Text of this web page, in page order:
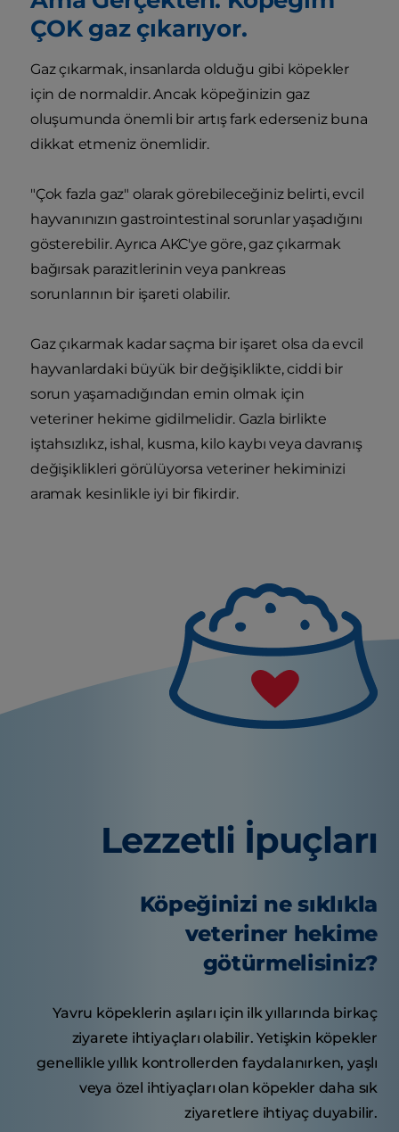
ÇOK gaz çıkarıyor.
Gaz çıkarmak, insanlarda olduğu gibi köpekler
için de normaldir. Ancak köpeğinizin gaz
oluşumunda önemli bir artış fark ederseniz buna
dikkat etmeniz önemlidir.
"Çok fazla gaz" olarak görebileceğiniz belirti, evcil
hayvanınızın gastrointestinal sorunlar yaşadığını
gösterebilir. Ayrıca AKC'ye göre, gaz çıkarmak
bağırsak parazitlerinin veya pankreas
sorunlarının bir işareti olabilir.
Gaz çıkarmak kadar saçma bir işaret olsa da evcil
hayvanlardaki büyük bir değişiklikte, ciddi bir
sorun yaşamadığından emin olmak için
veteriner hekime gidilmelidir. Gazla birlikte
iştahsızlıkz, ishal, kusma, kilo kaybı veya davranış
değişiklikleri görülüyorsa veteriner hekiminizi
aramak kesinlikle iyi bir fikirdir.
Lezzetli İpuçları
Köpeğinizi ne sıklıkla
veteriner hekime
götürmelisiniz?
Yavru köpeklerin aşıları için ilk yıllarında birkaç
ziyarete ihtiyaçları olabilir. Yetişkin köpekler
genellikle yıllık kontrollerden faydalanırken, yaşlı
veya özel ihtiyaçları olan köpekler daha sık
ziyaretlere ihtiyaç duyabilir.